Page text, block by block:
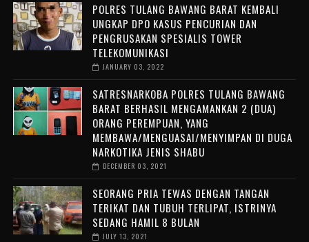
POLRES TULANG BAWANG BARAT KEMBALI
UNGKAP DPO KASUS PENCURIAN DAN
PENGRUSAKAN SPESIALIS TOWER
TELEKOMUNIKASI
JANUARY 03, 2022
SATRESNARKOBA POLRES TULANG BAWANG
BARAT BERHASIL MENGAMANKAN 2 (DUA)
ORANG PEREMPUAN, YANG
MEMBAWA/MENGUASAI/MENYIMPAN DI DUGA
NARKOTIKA JENIS SHABU
DECEMBER 03, 2021
SEORANG PRIA TEWAS DENGAN TANGAN
TERIKAT DAN TUBUH TERLIPAT, ISTRINYA
SEDANG HAMIL 8 BULAN
JULY 13, 2021